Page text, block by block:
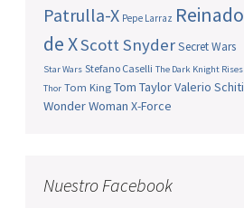
Patrulla-X Pepe Larraz Reinado
de XScott SnyderSecret Wars
Star Wars Stefano Caselli The Dark Knight Rises
Thor Tom King Tom TaylorValerio Schiti
Wonder Woman X-Force
Nuestro Facebook